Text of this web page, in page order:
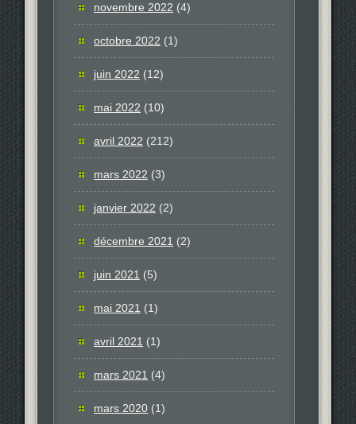
novembre 2022 (4)
octobre 2022 (1)
juin 2022 (12)
mai 2022 (10)
avril 2022 (212)
mars 2022 (3)
janvier 2022 (2)
décembre 2021 (2)
juin 2021 (5)
mai 2021 (1)
avril 2021 (1)
mars 2021 (4)
mars 2020 (1)